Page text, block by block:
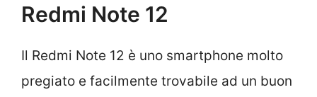
Redmi Note 12
Il Redmi Note 12 è uno smartphone molto
pregiato e facilmente trovabile ad un buon